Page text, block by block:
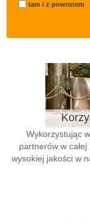
tam i z powrotem
Wykorzystując
partnerów w
wysokiej jakości w